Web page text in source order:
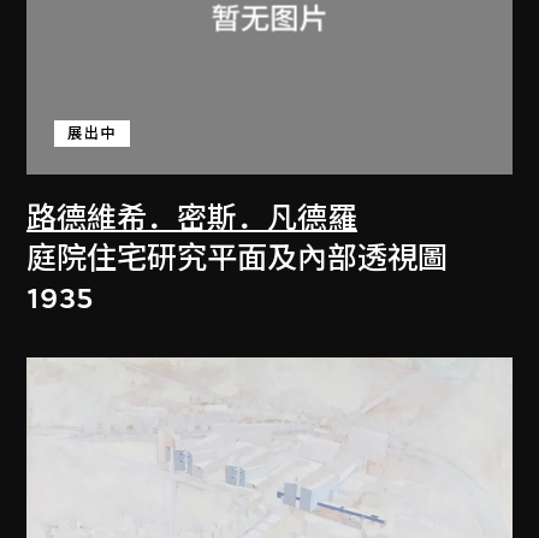
路德維希．密斯．凡德羅
展出中
庭院住宅研究平面及內部透視圖
1935